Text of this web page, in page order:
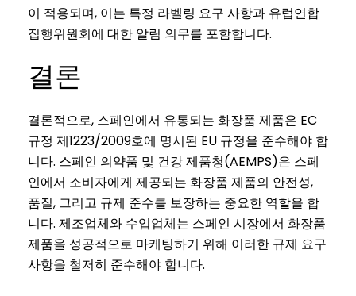
이 적용되며, 이는 특정 라벨링 요구 사항과 유럽연합
집행위원회에 대한 알림 의무를 포함합니다.
결론
결론적으로, 스페인에서 유통되는 화장품 제품은 EC
규정 제1223/2009호에 명시된 EU 규정을 준수해야 합
니다. 스페인 의약품 및 건강 제품청(AEMPS)은 스페
인에서 소비자에게 제공되는 화장품 제품의 안전성,
품질, 그리고 규제 준수를 보장하는 중요한 역할을 합
니다. 제조업체와 수입업체는 스페인 시장에서 화장품
제품을 성공적으로 마케팅하기 위해 이러한 규제 요구
사항을 철저히 준수해야 합니다.